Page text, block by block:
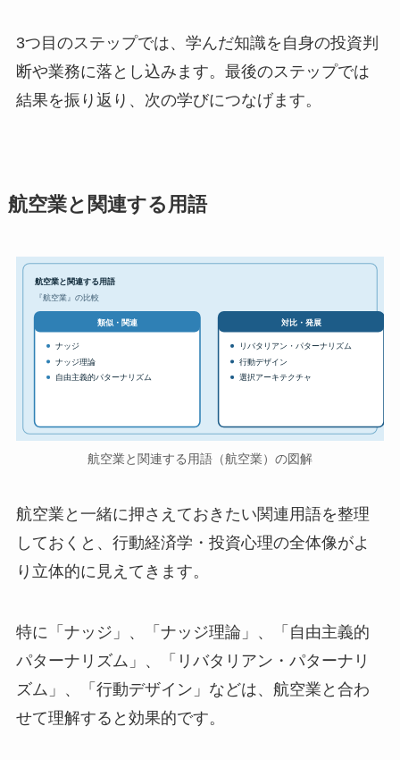
3つ目のステップでは、学んだ知識を自身の投資判
断や業務に落とし込みます。最後のステップでは
結果を振り返り、次の学びにつなげます。
航空業と関連する用語
航空業と関連する用語
『航空業』の比較
類似・関連
ナッジ
ナッジ理論
自由主義的パターナリズム
対比・発展
リバタリアン・パターナリズム
行動デザイン
選択アーキテクチャ
航空業と関連する用語（航空業）の図解
航空業と一緒に押さえておきたい関連用語を整理
しておくと、行動経済学・投資心理の全体像がよ
り立体的に見えてきます。
特に「ナッジ」、「ナッジ理論」、「自由主義的
パターナリズム」、「リバタリアン・パターナリ
ズム」、「行動デザイン」などは、航空業と合わ
せて理解すると効果的です。